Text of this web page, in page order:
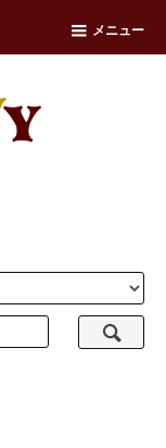
メニュー